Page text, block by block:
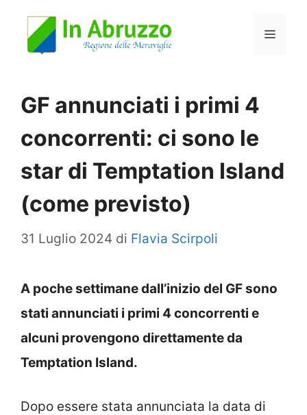
Menu
GF annunciati i primi 4
concorrenti: ci sono le
star di Temptation Island
(come previsto)
31 Luglio 2024 di Flavia Scirpoli
A poche settimane dall’inizio del GF sono
stati annunciati i primi 4 concorrenti e
alcuni provengono direttamente da
Temptation Island.
Dopo essere stata annunciata la data di